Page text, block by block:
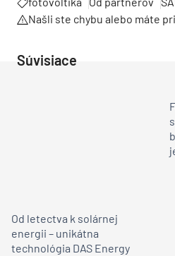
Našli ste chybu alebo máte
Súvisiace
Od letectva k solárnej
energii – unikátna
technológia DAS Energy